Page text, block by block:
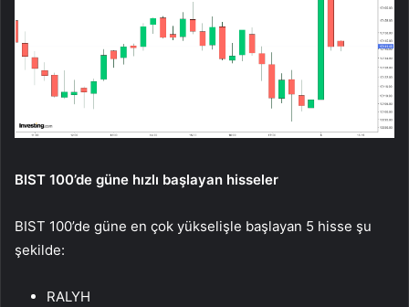
BIST 100’de güne hızlı başlayan hisseler
BIST 100’de güne en çok yükselişle başlayan 5 hisse şu
şekilde:
RALYH